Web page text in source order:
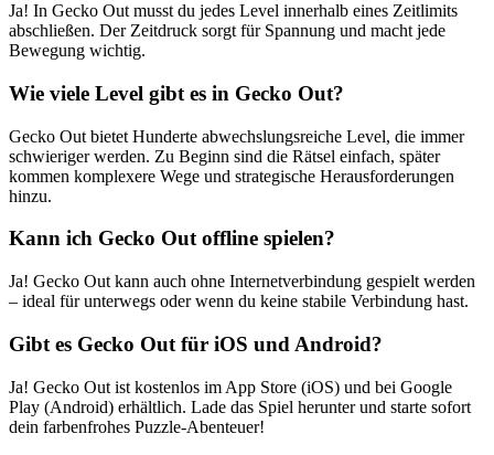
Ja! In Gecko Out musst du jedes Level innerhalb eines Zeitlimits
abschließen. Der Zeitdruck sorgt für Spannung und macht jede
Bewegung wichtig.
Wie viele Level gibt es in Gecko Out?
Gecko Out bietet Hunderte abwechslungsreiche Level, die immer
schwieriger werden. Zu Beginn sind die Rätsel einfach, später
kommen komplexere Wege und strategische Herausforderungen
hinzu.
Kann ich Gecko Out offline spielen?
Ja! Gecko Out kann auch ohne Internetverbindung gespielt werden
– ideal für unterwegs oder wenn du keine stabile Verbindung hast.
Gibt es Gecko Out für iOS und Android?
Ja! Gecko Out ist kostenlos im App Store (iOS) und bei Google
Play (Android) erhältlich. Lade das Spiel herunter und starte sofort
dein farbenfrohes Puzzle-Abenteuer!